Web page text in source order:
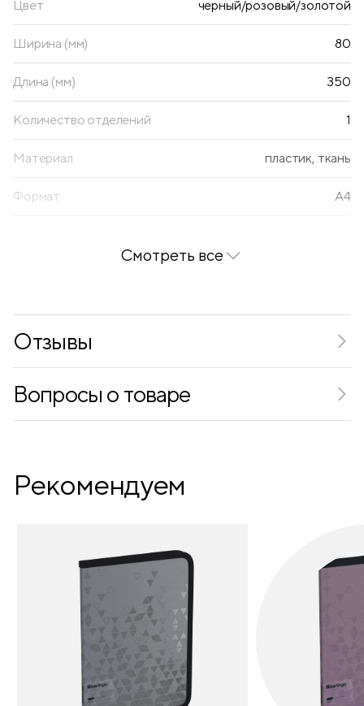
Цвет черный/розовый/золотой
Ширина (мм) 80
Длина (мм) 350
Количество отделений 1
Материал пластик, ткань
Формат А4
Внутренние карманы есть
Крепления для канцтоваров нет
Дизайн рисунок
Вид ручек тесьма
Смотреть все
Отзывы
Вопросы о товаре
Рекомендуем